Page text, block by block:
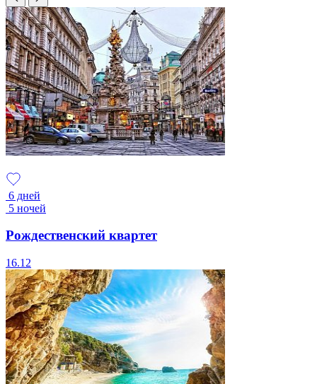
6 дней
5 ночей
Рождественский квартет
16.12